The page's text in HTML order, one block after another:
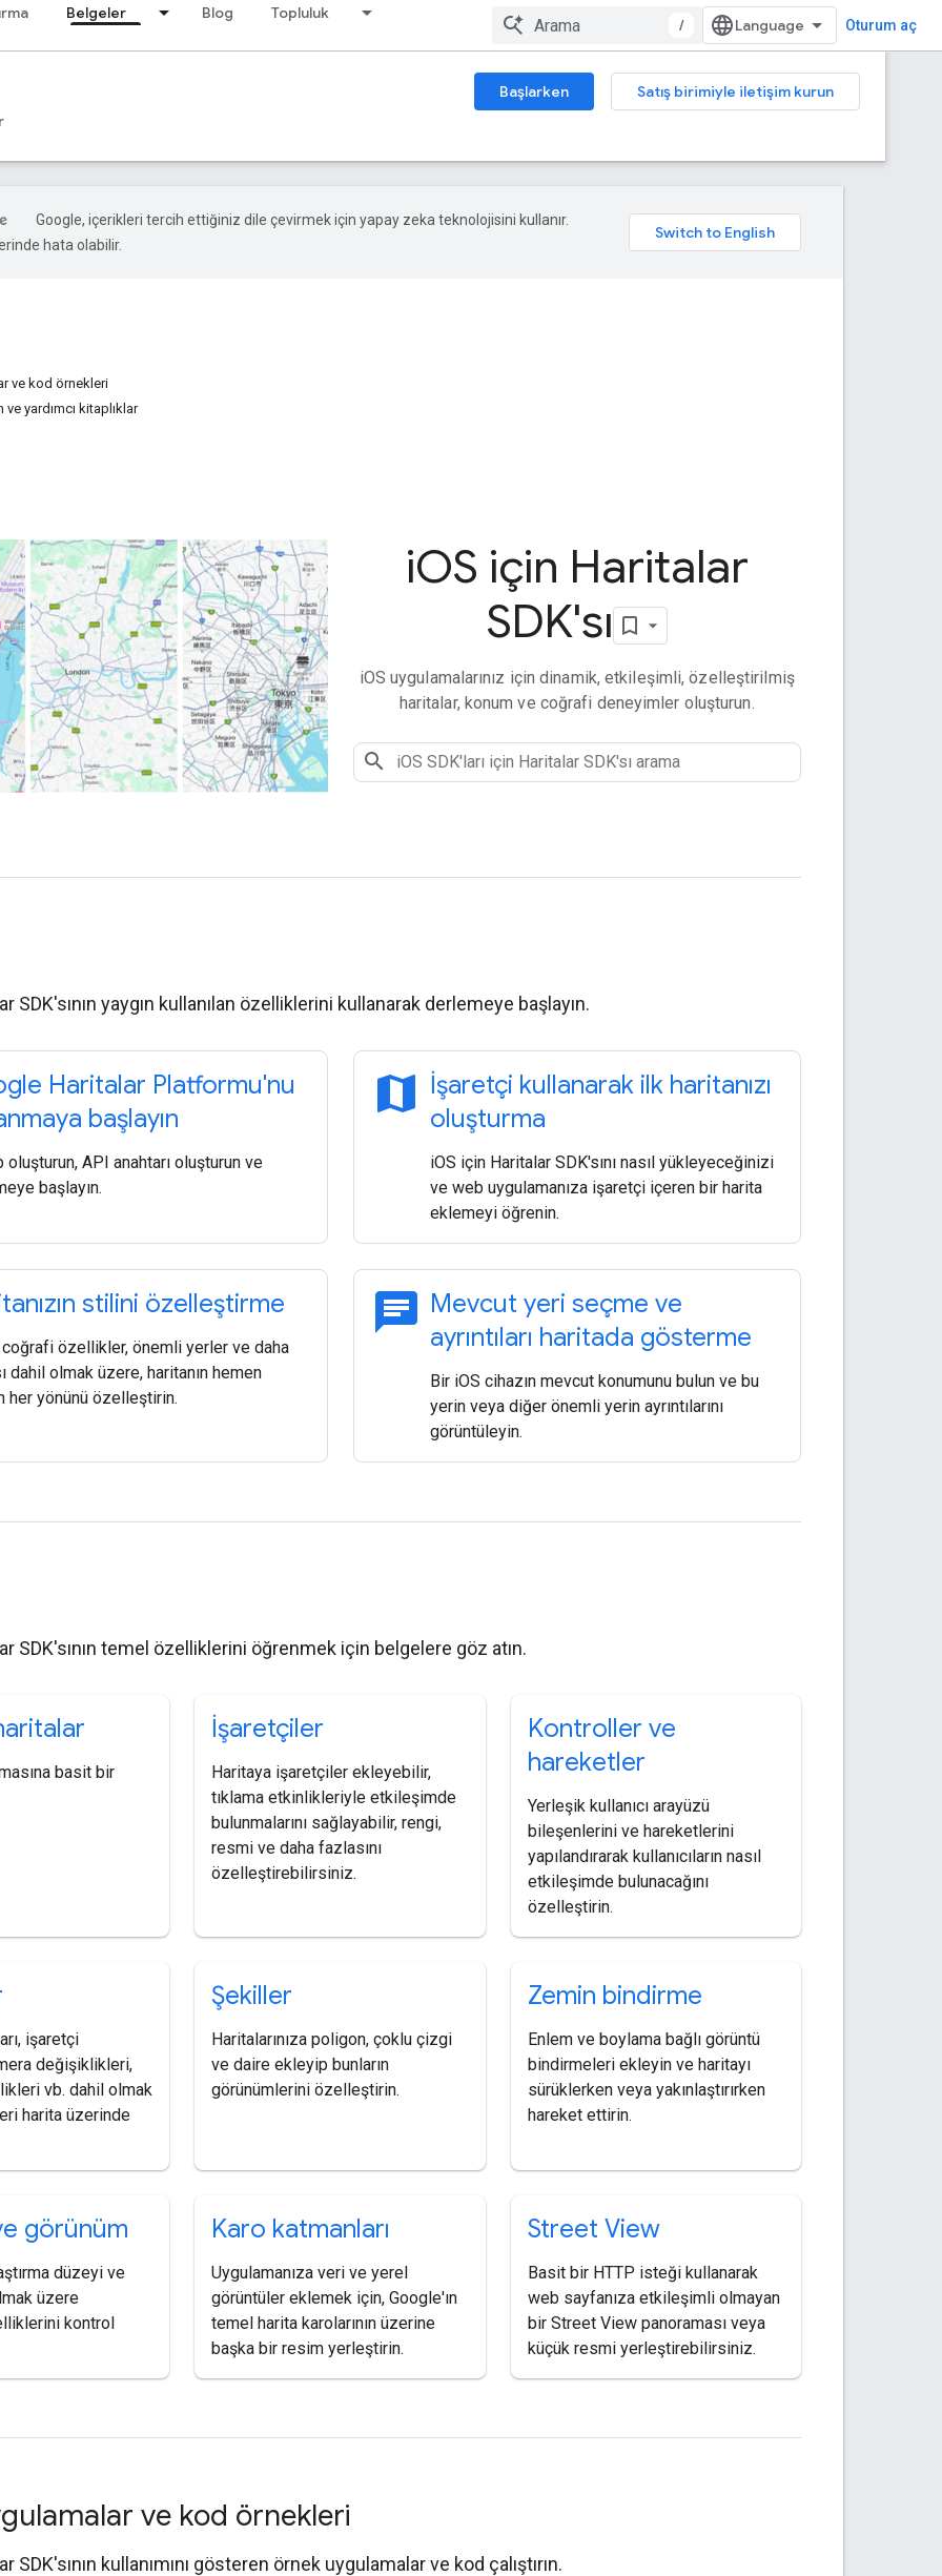
Belgeler Blog Topluluk
/ Oturum aç
Başlarken
Satış birimiyle iletişim kurun
Google, içerikleri tercih ettiğiniz dile çevirmek için yapay zeka teknolojisini kullanır.
hata olabilir.
ve kod örnekleri
ve yardımcı kitaplıklar
iOS için Haritalar
SDK'sı
iOS uygulamalarınız için dinamik, etkileşimli, özelleştirilmiş
haritalar, konum ve coğrafi deneyimler oluşturun.
SDK'sının yaygın kullanılan özelliklerini kullanarak derlemeye başlayın.
Haritalar Platformu'nu
başlayın
oluşturun, API anahtarı oluşturun ve
başlayın.
map İşaretçi kullanarak ilk haritanızı
oluşturma
iOS için Haritalar SDK'sını nasıl yükleyeceğinizi
ve web uygulamanıza işaretçi içeren bir harita
eklemeyi öğrenin.
stilini özelleştirme
coğrafi özellikler, önemli yerler ve daha
dahil olmak üzere, haritanın hemen
her yönünü özelleştirin.
chat Mevcut yeri seçme ve
ayrıntıları haritada gösterme
Bir iOS cihazın mevcut konumunu bulun ve bu
yerin veya diğer önemli yerin ayrıntılarını
görüntüleyin.
SDK'sının temel özelliklerini öğrenmek için belgelere göz atın.
basit bir
İşaretçiler
Haritaya işaretçiler ekleyebilir,
tıklama etkinlikleriyle etkileşimde
bulunmalarını sağlayabilir, rengi,
resmi ve daha fazlasını
özelleştirebilirsiniz.
Kontroller ve
hareketler
Yerleşik kullanıcı arayüzü
bileşenlerini ve hareketlerini
yapılandırarak kullanıcıların nasıl
etkileşimde bulunacağını
özelleştirin.
işaretçi
değişiklikleri,
vb. dahil olmak
harita üzerinde
Şekiller
Haritalarınıza poligon, çoklu çizgi
ve daire ekleyip bunların
görünümlerini özelleştirin.
Zemin bindirme
Enlem ve boylama bağlı görüntü
bindirmeleri ekleyin ve haritayı
sürüklerken veya yakınlaştırırken
hareket ettirin.
görünüm
düzeyi ve
üzere
kontrol
Karo katmanları
Uygulamanıza veri ve yerel
görüntüler eklemek için, Google'ın
temel harita karolarının üzerine
başka bir resim yerleştirin.
Street View
Basit bir HTTP isteği kullanarak
web sayfanıza etkileşimli olmayan
bir Street View panoraması veya
küçük resmi yerleştirebilirsiniz.
ve kod örnekleri
SDK'sının kullanımını gösteren örnek uygulamalar ve kod çalıştırın.